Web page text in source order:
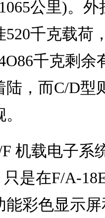
公里)。
千克载荷
千克剩
，而C/D型
载电子系
是在F/A-
能彩色显示